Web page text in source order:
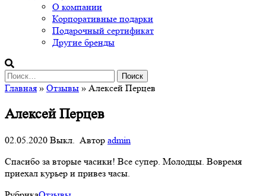
О компании
Корпоративные подарки
Подарочный сертификат
Другие бренды
Найти:
Главная » Отзывы » Алексей Пeрцев
Алексей Пeрцев
02.05.2020 Выкл. Автор admin
Спасибо за вторые часики! Все супер. Молодцы. Вовремя
приехал курьер и привез часы.